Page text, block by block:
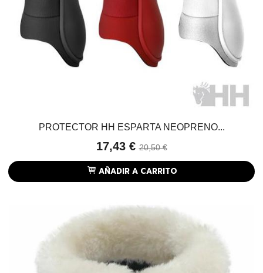
PROTECTOR HH ESPARTA NEOPRENO...
17,43 €20,50 €
AÑADIR A CARRITO